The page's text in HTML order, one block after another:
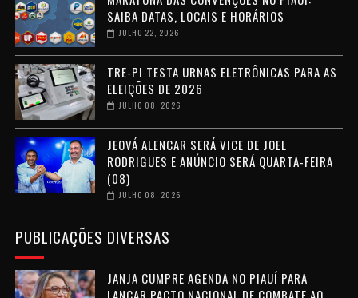
SAIBA DATAS, LOCAIS E HORÁRIOS
JULHO 22, 2026
TRE-PI TESTA URNAS ELETRÔNICAS PARA AS
ELEIÇÕES DE 2026
JULHO 08, 2026
JEOVÁ ALENCAR SERÁ VICE DE JOEL
RODRIGUES E ANÚNCIO SERÁ QUARTA-FEIRA
(08)
JULHO 08, 2026
PUBLICAÇÕES DIVERSAS
JANJA CUMPRE AGENDA NO PIAUÍ PARA